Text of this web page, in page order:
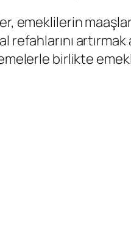
emeklilerin
birlikte